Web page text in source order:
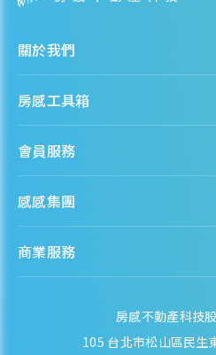
關於我們
人才招募
隱私政策
資訊安全政策
房感工具箱
購屋能力試算
熱門區域分析
房產知識庫
會員服務
會員專區
感感集團
房感 HouseFeel
商業服務
房感不動產科技
105 台北市松山區民生